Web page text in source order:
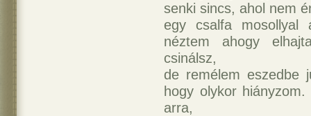
senki sincs, ahol nem
egy csalfa
néztem ahogy
csinálsz,
de remélem eszedbe
hogy olykor
arra,